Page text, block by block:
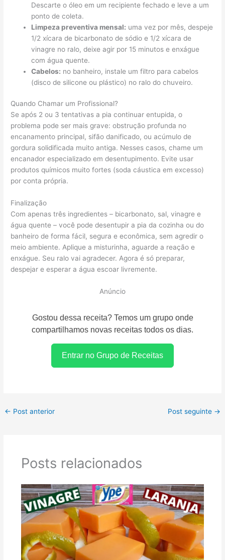
Descarte o óleo em um recipiente fechado e leve a um
ponto de coleta.
Limpeza preventiva mensal: uma vez por mês, despeje
1/2 xícara de bicarbonato de sódio e 1/2 xícara de
vinagre no ralo, deixe agir por 15 minutos e enxágue
com água quente.
Cabelos: no banheiro, instale um filtro para cabelos
(disco de silicone ou plástico) no ralo do chuveiro.
Quando Chamar um Profissional?
Se após 2 ou 3 tentativas a pia continuar entupida, o
problema pode ser mais grave: obstrução profunda no
encanamento principal, sifão danificado, ou acúmulo de
gordura solidificada muito antiga. Nesses casos, chame um
encanador especializado em desentupimento. Evite usar
produtos químicos muito fortes (soda cáustica em excesso)
por conta própria.
Finalização
Com apenas três ingredientes – bicarbonato, sal, vinagre e
água quente – você pode desentupir a pia da cozinha ou do
banheiro de forma fácil, segura e econômica, sem agredir o
meio ambiente. Aplique a misturinha, aguarde a reação e
enxágue. Seu ralo vai agradecer. Agora é só preparar,
despejar e esperar a água escoar livremente.
Anúncio
Gostou dessa receita? Temos um grupo onde
compartilhamos novas receitas todos os dias.
Entrar no Grupo de Receitas
← Post anterior Post seguinte →
Posts relacionados